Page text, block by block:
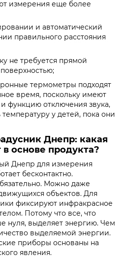
измерения еще более
и автоматический
правильного расстояния
не требуется прямой
термометры подходят
время, поскольку имеют
функцию отключения звука,
у детей, пока они
Днепр: какая
основе продукта?
Днепр для измерения
бесконтактно.
Можно даже
объектов. Для
фиксируют инфракрасное
Потому что все, что
нуля, выделяет энергию. Чем
выделяемой энергии.
приборы основаны на
явления.